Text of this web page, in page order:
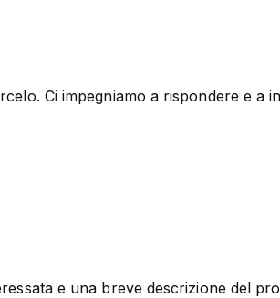
Ci impegniamo a rispondere e a
e una breve descrizione del